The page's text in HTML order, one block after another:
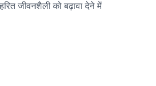
जीवनशैली को बढ़ावा देने में